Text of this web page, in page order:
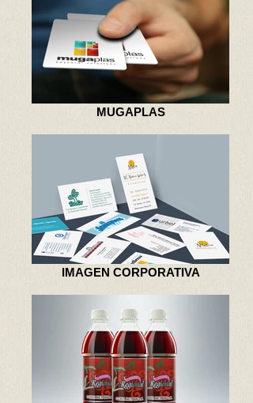
MUGAPLAS
IMAGEN CORPORATIVA